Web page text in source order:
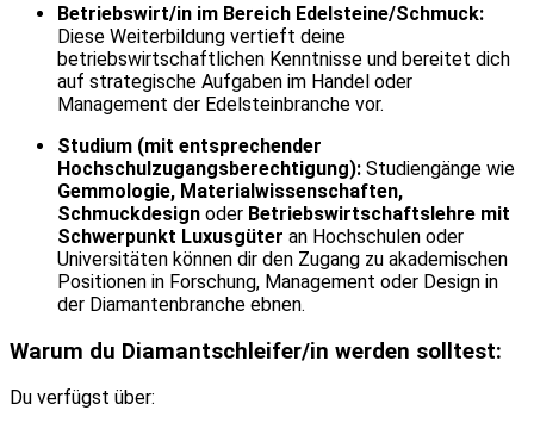
Betriebswirt/in im Bereich Edelsteine/Schmuck:
Diese Weiterbildung vertieft deine
betriebswirtschaftlichen Kenntnisse und bereitet dich
auf strategische Aufgaben im Handel oder
Management der Edelsteinbranche vor.
Studium (mit entsprechender
Hochschulzugangsberechtigung): Studiengänge wie
Gemmologie, Materialwissenschaften,
Schmuckdesign oder Betriebswirtschaftslehre mit
Schwerpunkt Luxusgüter an Hochschulen oder
Universitäten können dir den Zugang zu akademischen
Positionen in Forschung, Management oder Design in
der Diamantenbranche ebnen.
Warum du Diamantschleifer/in werden solltest:
Du verfügst über: